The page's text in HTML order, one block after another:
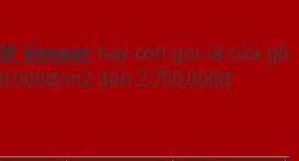
Veneer hay còn gọi là cửa gỗ
m2 đến 2.750.000đ